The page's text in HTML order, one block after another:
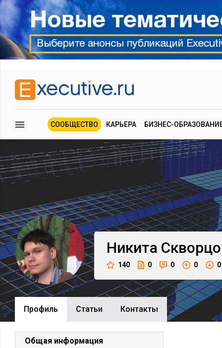
СООБЩЕСТВО КАРЬЕРА БИЗНЕС-
Никита
140 0 0 0 0
Профиль Cтатьи Контакты
Общая информация